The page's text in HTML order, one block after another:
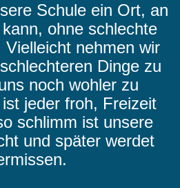
Schule ein Ort, an
ohne schlechte
Vielleicht nehmen wir
Dinge zu
noch wohler zu
jeder froh, Freizeit
schlimm ist unsere
und später werdet